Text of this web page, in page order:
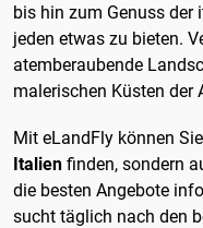
bis hin zum Genuss der
jeden etwas zu bieten.
atemberaubende
malerischen Küsten der
Mit eLandFly können
Italien finden, sondern
die besten Angebote
sucht täglich nach den